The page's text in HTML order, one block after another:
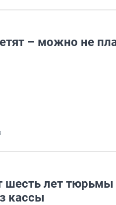
– можно не
шесть лет
кассы